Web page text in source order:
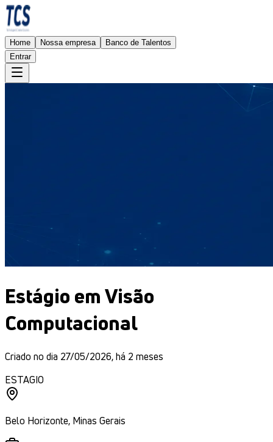
Home Nossa empresa
Banco de Talentos
Entrar
Estágio em Visão
Computacional
Criado no dia 27/05/2026,há 2 meses
ESTAGIO
Belo Horizonte, Minas Gerais